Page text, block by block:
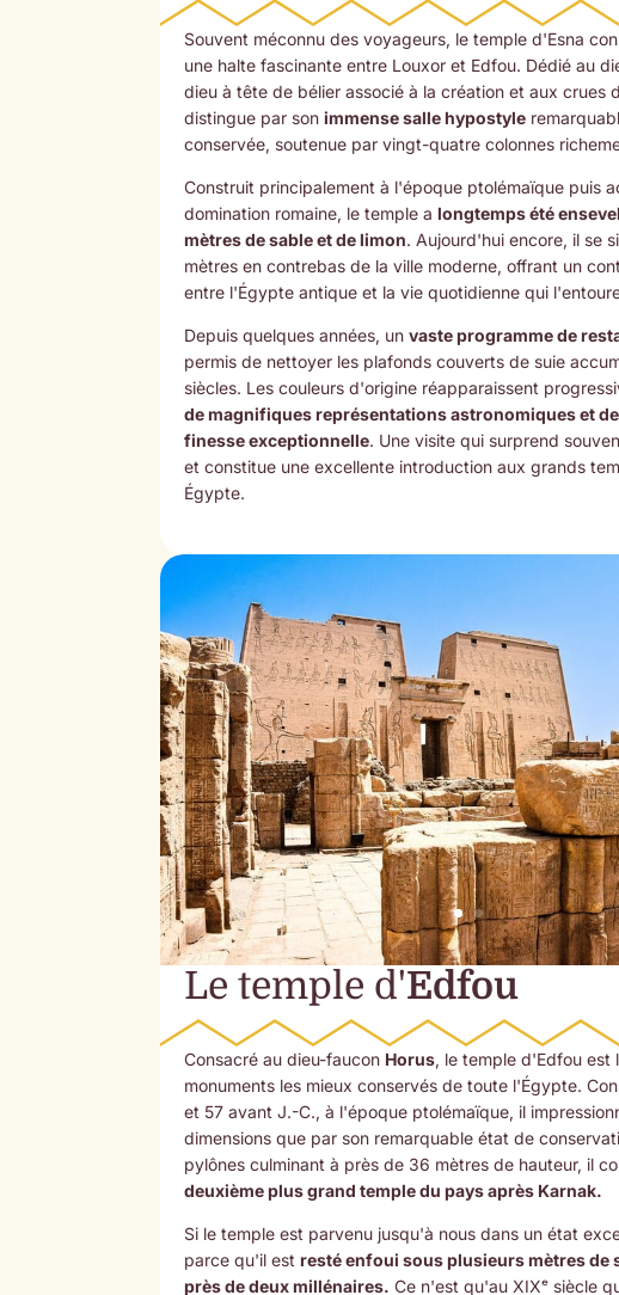
Souvent méconnu des voyageurs, le temple d'Esna
une halte fascinante entre Louxor et Edfou. Dédié au
dieu à tête de bélier associé à la création et aux crues
distingue par sonimmense salle hypostyle
conservée, soutenue par vingt-quatre colonnes
Construit principalement à l'époque ptolémaïque puis
domination romaine, le temple alongtemps été
mètres de sable et de limon. Aujourd'hui encore, il se
mètres en contrebas de la ville moderne, offrant un
entre l'Égypte antique et la vie quotidienne qui
Depuis quelques années, unvaste programme de
permis de nettoyer les plafonds couverts de suie
siècles. Les couleurs d'origine réapparaissent
de magnifiques représentations astronomiques et
finesse exceptionnelle. Une visite qui surprend
et constitue une excellente introduction aux grands
Égypte.
Le temple d'Edfou
Consacré au dieu-faucon Horus, le temple d'Edfou est
monuments les mieux conservés de toute l'Égypte.
et 57 avant J.-C., à l'époque ptolémaïque, il
dimensions que par son remarquable état de
pylônes culminant à près de 36 mètres de hauteur, il
deuxième plus grand temple du pays après Karnak.
Si le temple est parvenu jusqu'à nous dans un état
parce qu'il estresté enfoui sous plusieurs mètres de
près de deux millénaires. Ce n'est qu'au XIXᵉ siècle